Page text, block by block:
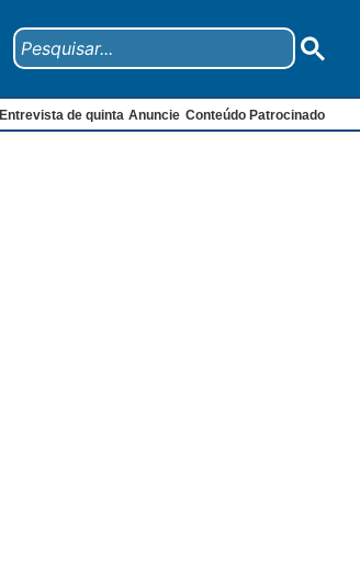
Entrevista de quinta Anuncie Conteúdo Patrocinado